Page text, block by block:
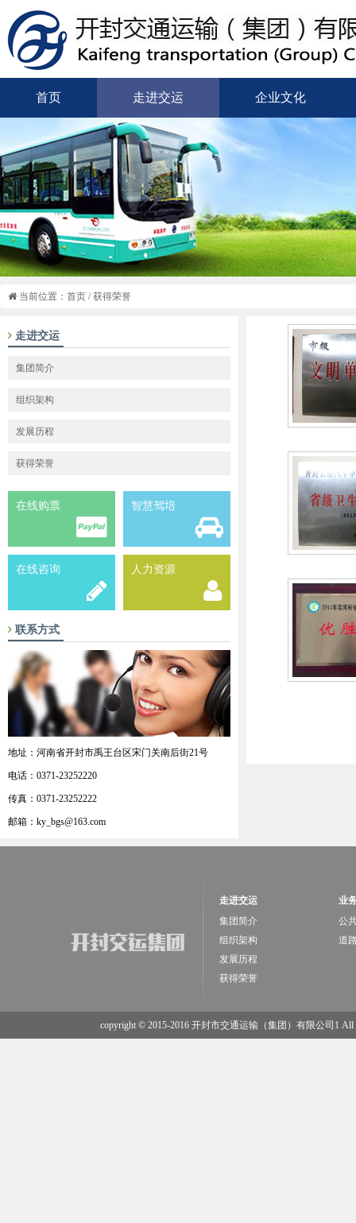
首页 走进交运 企业文化
当前位置： 首页 /获得荣誉
走进交运
集团简介
组织架构
发展历程
获得荣誉
在线购票 智慧驾培
在线咨询 人力资源
联系方式
地址：河南省开封市禹王台区宋门关南后街21号
电话：0371-23252220
传真：0371-23252222
邮箱：ky_bgs@163.com
走进交运
集团简介
组织架构
发展历程
获得荣誉
业
公
道
copyright © 2015-2016 开封市交通运输（集团）有限公司1 All